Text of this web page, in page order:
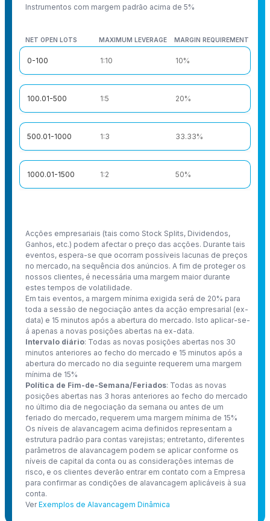
Instrumentos com margem padrão acima de 5%
NET OPEN LOTS MAXIMUM LEVERAGE MARGIN REQUIREMENT
NET OPEN LOTS MAXIMUM LEVERAGE MARGIN REQUIREMENT
0-100 1:10 10%
100.01-500 1:5 20%
500.01-1000 1:3 33.33%
1000.01-1500 1:2 50%
Acções empresariais (tais como Stock Splits, Dividendos,
Ganhos, etc.) podem afectar o preço das acções. Durante tais
eventos, espera-se que ocorram possíveis lacunas de preços
no mercado, na sequência dos anúncios. A fim de proteger os
nossos clientes, é necessária uma margem maior durante
estes tempos de volatilidade.
Em tais eventos, a margem mínima exigida será de 20% para
toda a sessão de negociação antes da acção empresarial (ex-
data) e 15 minutos após a abertura do mercado. Isto aplicar-se-
á apenas a novas posições abertas na ex-data.
Intervalo diário: Todas as novas posições abertas nos 30
minutos anteriores ao fecho do mercado e 15 minutos após a
abertura do mercado no dia seguinte requerem uma margem
mínima de 15%
Política de Fim-de-Semana/Feriados: Todas as novas
posições abertas nas 3 horas anteriores ao fecho do mercado
no último dia de negociação da semana ou antes de um
feriado do mercado, requerem uma margem mínima de 15%
Os níveis de alavancagem acima definidos representam a
estrutura padrão para contas varejistas; entretanto, diferentes
parâmetros de alavancagem podem se aplicar conforme os
níveis de capital da conta ou as considerações internas de
risco, e os clientes deverão entrar em contato com a Empresa
para confirmar as condições de alavancagem aplicáveis à sua
conta.
VerExemplos de Alavancagem Dinâmica